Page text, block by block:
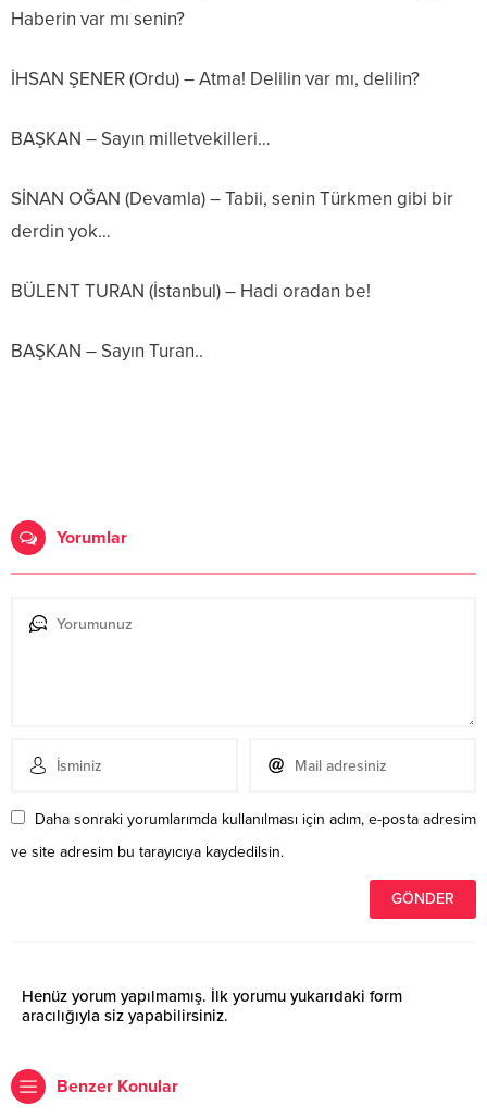
Haberin var mı senin?
İHSAN ŞENER (Ordu) – Atma! Delilin var mı, delilin?
BAŞKAN – Sayın milletvekilleri…
SİNAN OĞAN (Devamla) – Tabii, senin Türkmen gibi bir
derdin yok…
BÜLENT TURAN (İstanbul) – Hadi oradan be!
BAŞKAN – Sayın Turan..
Yorumlar
Daha sonraki yorumlarımda kullanılması için adım, e-posta adresim
ve site adresim bu tarayıcıya kaydedilsin.
Henüz yorum yapılmamış. İlk yorumu yukarıdaki form
aracılığıyla siz yapabilirsiniz.
Benzer Konular